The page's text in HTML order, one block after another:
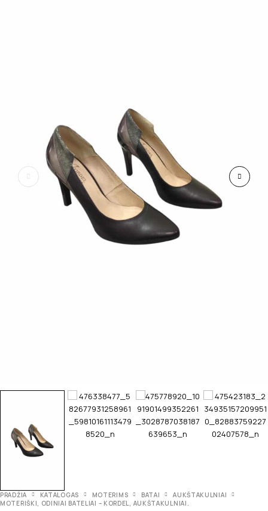
PRADŽIA KATALOGAS MOTERIMS BATAI
AUKŠTAKULNIAI
MOTERIŠKI, ODINIAI BATELIAI – KORDEL, AUKŠTAKULNIAI.